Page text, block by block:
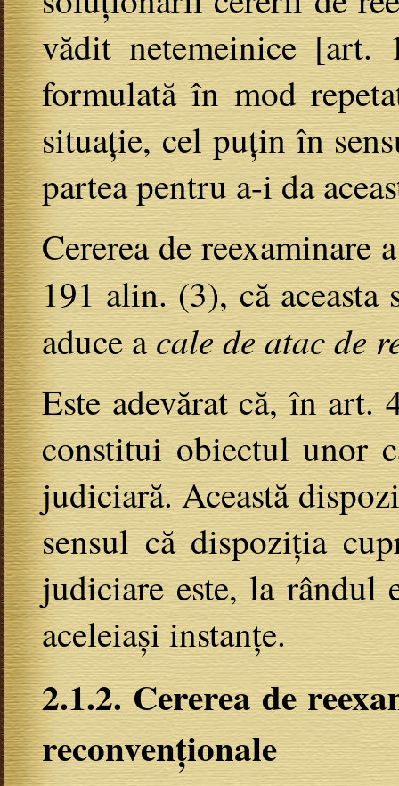
vădit netemeinice [art.
formulată în mod
situație, cel puțin în
partea pentru a-i da
Cererea de
191 alin. (3), că
aduce acale de atac de
Este adevărat că, în art.
constitui obiectul unor
judiciară. Această
sensul că dispoziția
judiciare este, la rândul
aceleiași instanțe.
2.1.2. Cererea de
reconvenționale